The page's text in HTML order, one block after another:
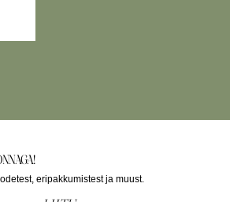
eripakkumistest ja muust.